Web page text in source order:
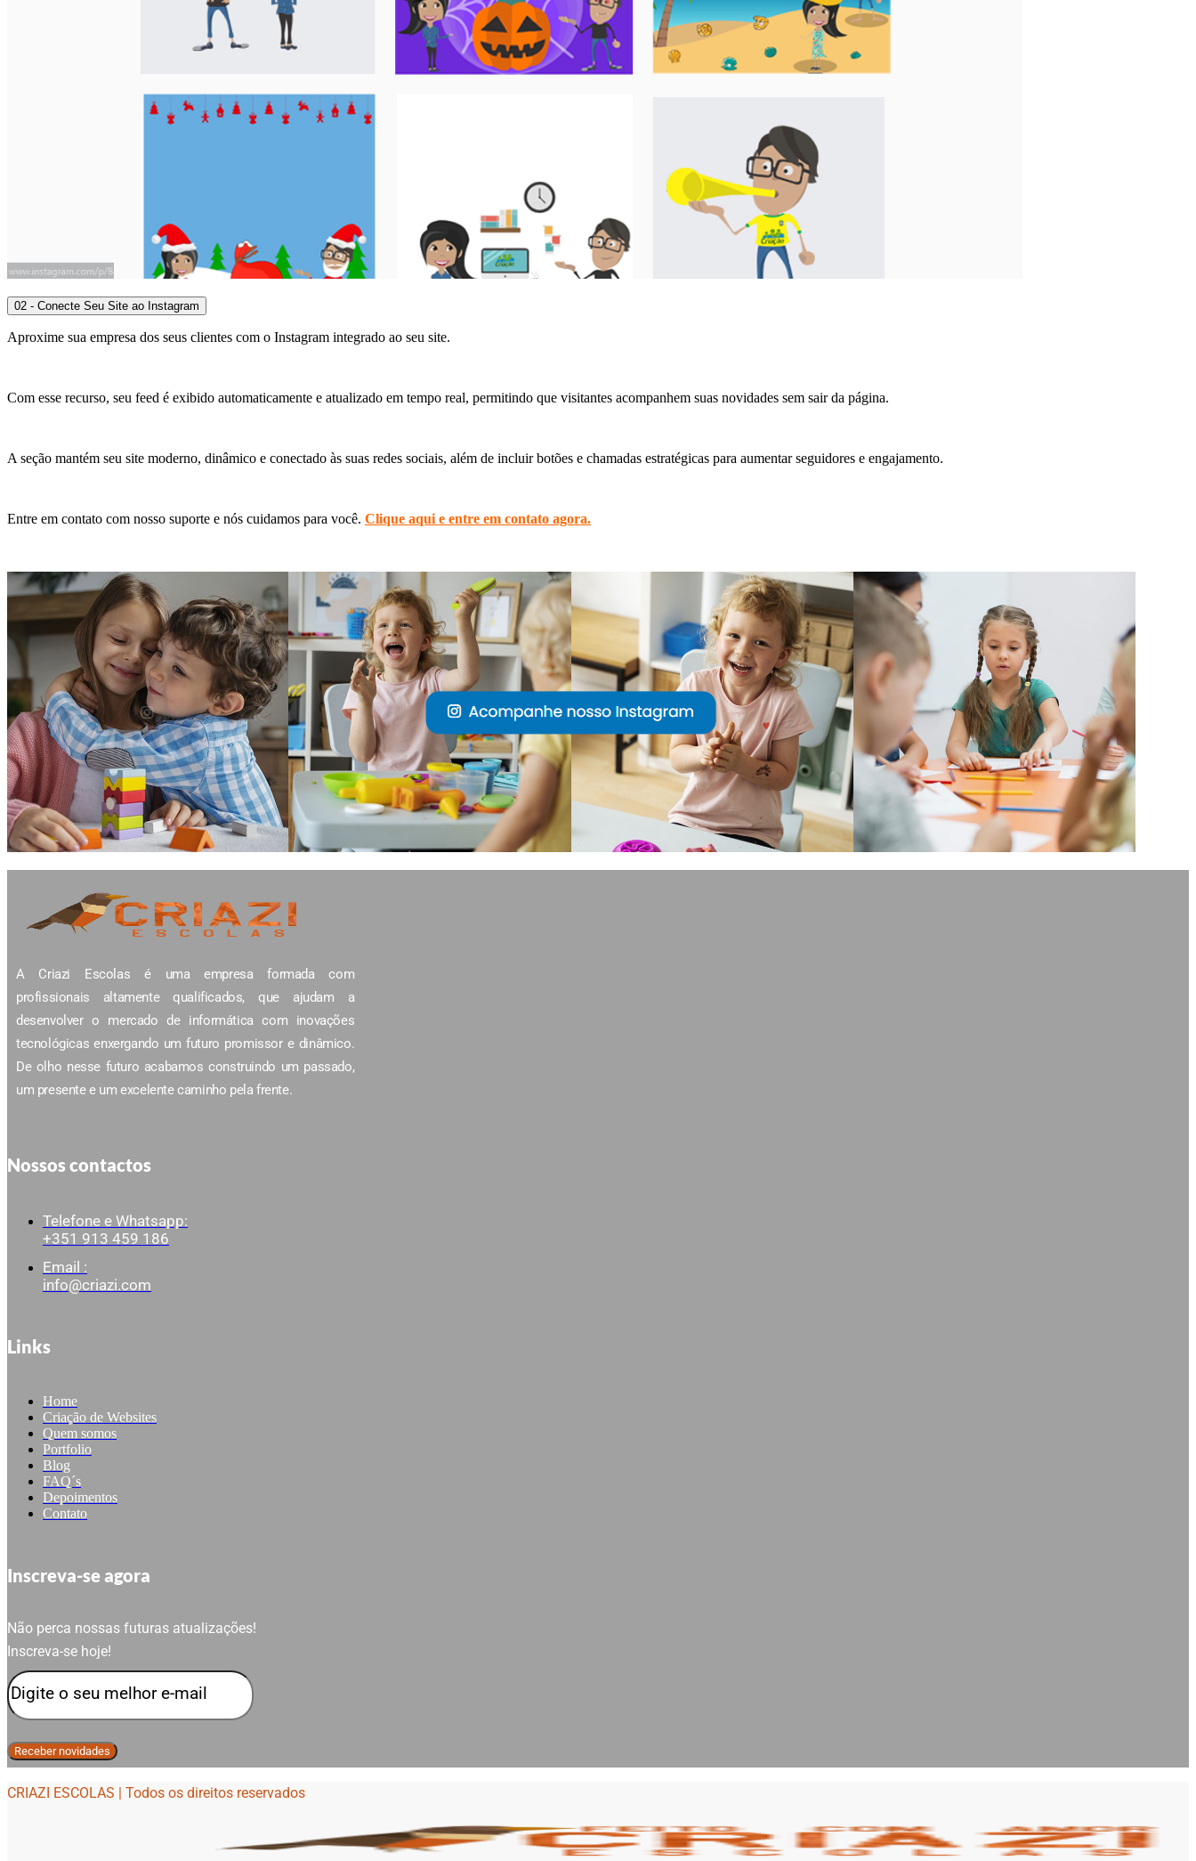
02 - Conecte Seu Site ao Instagram
Aproxime sua empresa dos seus clientes com o Instagram integrado ao seu site.
Com esse recurso, seu feed é exibido automaticamente e atualizado em tempo real, permitindo que visitantes acompanhem suas novidades sem sair da página.
A seção mantém seu site moderno, dinâmico e conectado às suas redes sociais, além de incluir botões e chamadas estratégicas para aumentar seguidores e engajamento.
Entre em contato com nosso suporte e nós cuidamos para você. Clique aqui e entre em contato agora.
A Criazi Escolas é uma empresa formada com
profissionais altamente qualificados, que ajudam a
desenvolver o mercado de informática com inovações
tecnológicas enxergando um futuro promissor e dinâmico.
De olho nesse futuro acabamos construindo um passado,
um presente e um excelente caminho pela frente.
Nossos contactos
Telefone e Whatsapp:
+351 913 459 186
Email :
info@criazi.com
Links
Home
Criação de Websites
Quem somos
Portfolio
Blog
FAQ´s
Depoimentos
Contato
Inscreva-se agora
Não perca nossas futuras atualizações!
Inscreva-se hoje!
CRIAZI ESCOLAS | Todos os direitos reservados